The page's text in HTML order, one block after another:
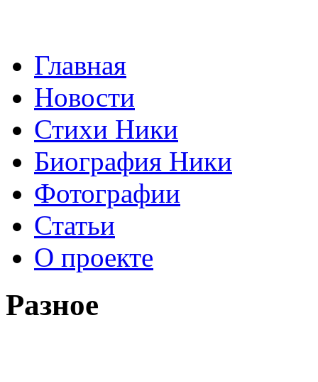
Главная
Новости
Стихи Ники
Биография Ники
Фотографии
Статьи
О проекте
Разное